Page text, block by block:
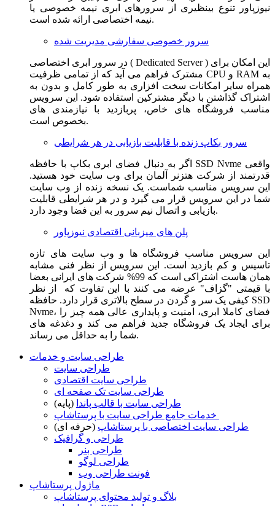
نیوزپاور تنوع بینظیری از سرورهای ابری نیمه خصوصی یا
نیمه اختصاصی ارائه شده است.
سرور خصوصی سفارشی مدیریت شده
در سرور ابری اختصاصی ( Dedicated Server ) این امکان برای
مشترک فراهم می آید که از تمامی ظرفیت CPU و RAM به
همراه سایر امکانات سخت افزاری به طور کامل و بدون به
اشتراک گذاشتن با دیگر مشترکین استفاده شود. این سرویس
مناسب فروشگاه های خاص، پربازدید با نیازمندی های
بخصوص است.
سرور بکاپ زنده با قابلیت بازیابی در هر شرایطی
اگر به دنبال فضای ابری بکاپ با حافظه SSD Nvme واقعی
قدرتمند از شرکت هتزنر آلمان برای وب سایت خود هستید.
این سرویس مناسب شماست. یک نسخه زنده از وب سایت
شما در این سرویس قرار می گیرد و در هر شرایطی قابلیت
بازیابی و اتصال نیم سرور به این فضا وجود دارد.
پلن های میزبانی اقتصادی نیوزپاور
این سرویس مناسب فروشگاه ها و وب سایت های تازه
تاسیس و کم بازدید است. این سرویس از نظر فنی مشابه
همان هاست اشتراکی است که 99% شرکت های ایرانی بعضا
با قیمتی "گزاف" عرضه می کنند با این تفاوت که از نظر
کیفی یک سر و گردن در سطح بالاتری قرار دارد. حافظه SSD
Nvme، فضای کاملا ابری، امنیت و پایداری عالی همه چیز را
برای ایجاد یک فروشگاه جدید فراهم می کند و دغدغه های
شما را به حداقل می رساند.
طراحی سایت و خدمات
طراحی سایت
طراحی سایت اقتصادی
طراحی سایت تک صفحه ای
طراحی سایت با قالب پاندا (پایه)
طراحی سایت اختصاصی با پرستاشاپ (حرفه ای)
طراحی و گرافیک
طراحی بنر
طراحی لوگو
فونت طراحی وب
ماژول پرستاشاپ
بلاگ و تولید محتوای پرستاشاپ